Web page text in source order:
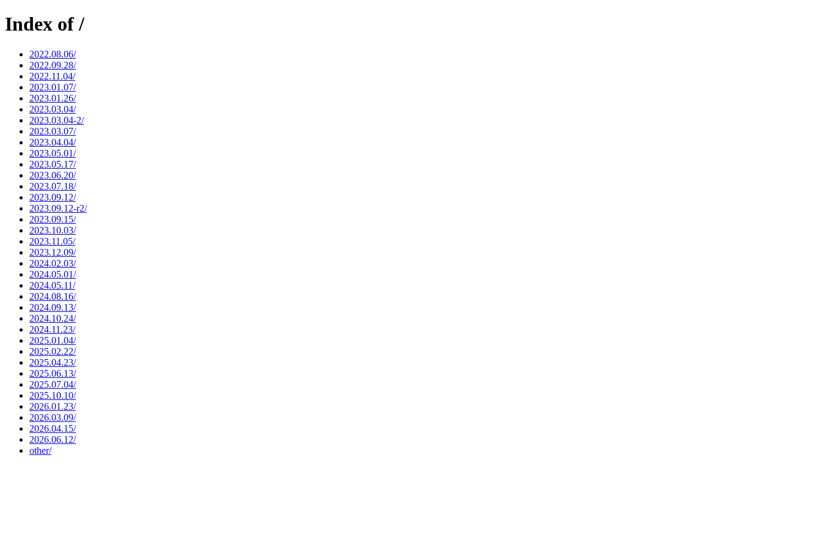
Index of /
2022.08.06/
2022.09.28/
2022.11.04/
2023.01.07/
2023.01.26/
2023.03.04/
2023.03.04-2/
2023.03.07/
2023.04.04/
2023.05.01/
2023.05.17/
2023.06.20/
2023.07.18/
2023.09.12/
2023.09.12-r2/
2023.09.15/
2023.10.03/
2023.11.05/
2023.12.09/
2024.02.03/
2024.05.01/
2024.05.11/
2024.08.16/
2024.09.13/
2024.10.24/
2024.11.23/
2025.01.04/
2025.02.22/
2025.04.23/
2025.06.13/
2025.07.04/
2025.10.10/
2026.01.23/
2026.03.09/
2026.04.15/
2026.06.12/
other/